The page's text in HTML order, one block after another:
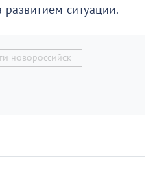
развитием ситуации.
новороссийск